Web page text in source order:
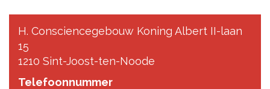
H. Consciencegebouw Koning Albert II-laan
15
1210 Sint-Joost-ten-Noode
Telefoonnummer